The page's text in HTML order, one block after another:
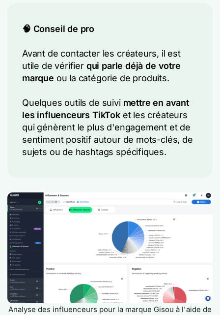
🧠 Conseil de pro
Avant de contacter les créateurs, il est
utile de vérifier qui parle déjà de votre
marque ou la catégorie de produits.
Quelques outils de suivi mettre en avant
les influenceurs TikToket les créateurs
qui génèrent le plus d'engagement et de
sentiment positif autour de mots-clés, de
sujets ou de hashtags spécifiques.
Analyse des influenceurs pour la marque Gisou à l'aide de